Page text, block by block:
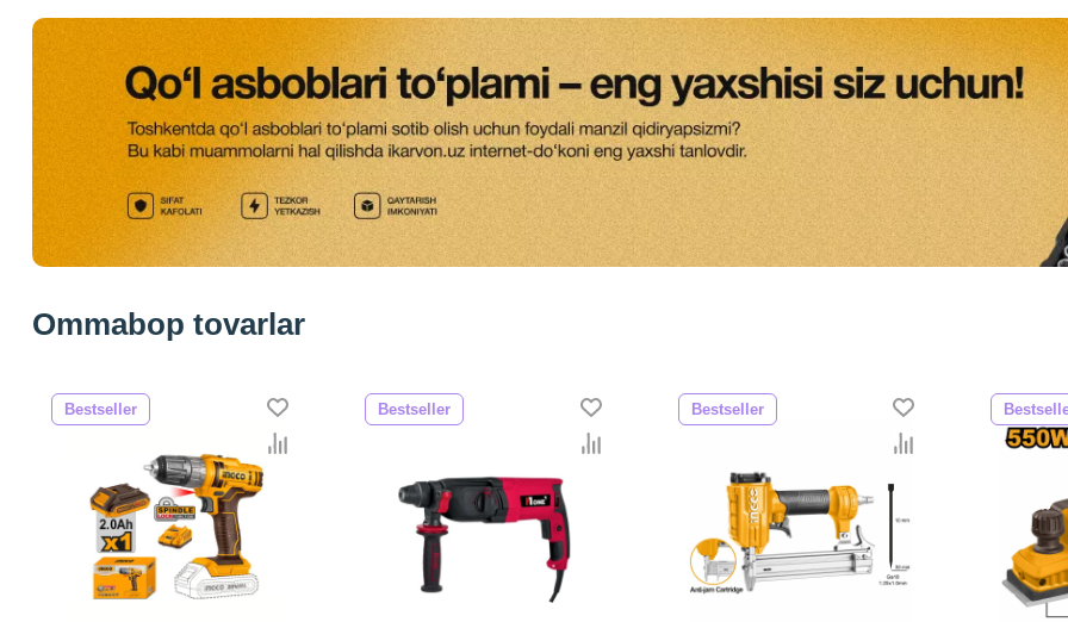
Ommabop tovarlar
Bestseller Bestseller Bestseller